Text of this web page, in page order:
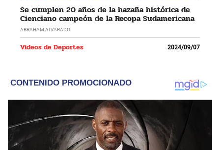
Se cumplen 20 años de la hazaña histórica de
Cienciano campeón de la Recopa Sudamericana
ABRAHAM ALVARADO
Videos de Deportes 2024/09/07